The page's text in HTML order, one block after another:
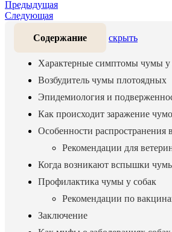
Предыдущая
Следующая
Содержание скрыть
Характерные симптомы чумы у
Возбудитель чумы плотоядных
Эпидемиология и
Как происходит заражение
Особенности распространения
Рекомендации для
Когда возникают вспышки
Профилактика чумы у собак
Рекомендации по
Заключение